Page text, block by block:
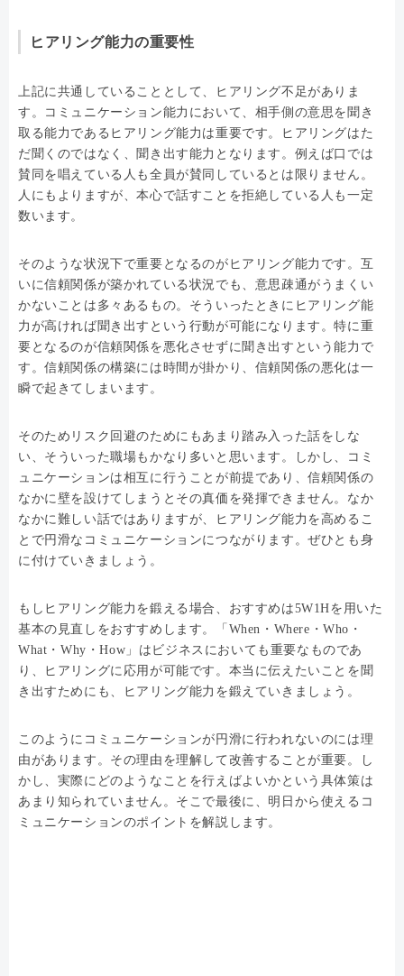
ヒアリング能力の重要性
上記に共通していることとして、ヒアリング不足がありま
す。コミュニケーション能力において、相手側の意思を聞き
取る能力であるヒアリング能力は重要です。ヒアリングはた
だ聞くのではなく、聞き出す能力となります。例えば口では
賛同を唱えている人も全員が賛同しているとは限りません。
人にもよりますが、本心で話すことを拒絶している人も一定
数います。
そのような状況下で重要となるのがヒアリング能力です。互
いに信頼関係が築かれている状況でも、意思疎通がうまくい
かないことは多々あるもの。そういったときにヒアリング能
力が高ければ聞き出すという行動が可能になります。特に重
要となるのが信頼関係を悪化させずに聞き出すという能力で
す。信頼関係の構築には時間が掛かり、信頼関係の悪化は一
瞬で起きてしまいます。
そのためリスク回避のためにもあまり踏み入った話をしな
い、そういった職場もかなり多いと思います。しかし、コミ
ュニケーションは相互に行うことが前提であり、信頼関係の
なかに壁を設けてしまうとその真価を発揮できません。なか
なかに難しい話ではありますが、ヒアリング能力を高めるこ
とで円滑なコミュニケーションにつながります。ぜひとも身
に付けていきましょう。
もしヒアリング能力を鍛える場合、おすすめは5W1Hを用いた
基本の見直しをおすすめします。「When・Where・Who・
What・Why・How」はビジネスにおいても重要なものであ
り、ヒアリングに応用が可能です。本当に伝えたいことを聞
き出すためにも、ヒアリング能力を鍛えていきましょう。
このようにコミュニケーションが円滑に行われないのには理
由があります。その理由を理解して改善することが重要。し
かし、実際にどのようなことを行えばよいかという具体策は
あまり知られていません。そこで最後に、明日から使えるコ
ミュニケーションのポイントを解説します。